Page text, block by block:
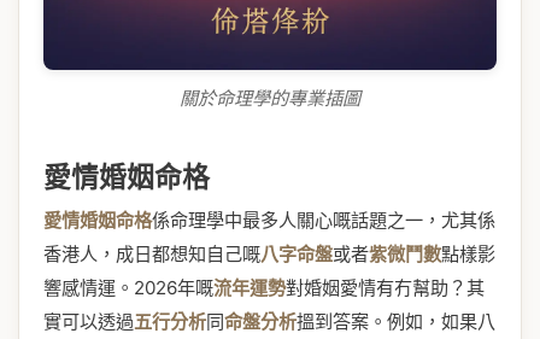
關於命理學的專業插圖
愛情婚姻命格
愛情婚姻命格係命理學中最多人關心嘅話題之一，尤其係
香港人，成日都想知自己嘅八字命盤或者紫微鬥數點樣影
響感情運。2026年嘅流年運勢對婚姻愛情有冇幫助？其
實可以透過五行分析同命盤分析搵到答案。例如，如果八